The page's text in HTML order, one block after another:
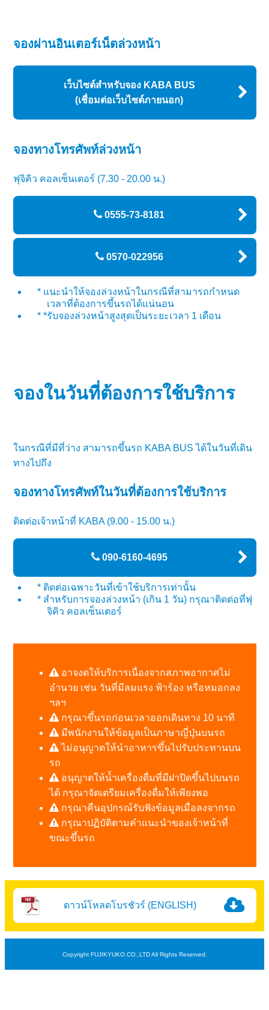
จองผ่านอินเตอร์เน็ตล่วงหน้า
เว็บไซต์สำหรับจอง KABA BUS
(เชื่อมต่อเว็บไซต์ภายนอก)
จองทางโทรศัพท์ล่วงหน้า
ฟุจิคิว คอลเซ็นเตอร์ (7.30 - 20.00 น.)
0555-73-8181
0570-022956
* แนะนำให้จองล่วงหน้าในกรณีที่สามารถกำหนด
เวลาที่ต้องการขึ้นรถได้แน่นอน
* *รับจองล่วงหน้าสูงสุดเป็นระยะเวลา 1 เดือน
จองในวันที่ต้องการใช้บริการ
ในกรณีที่มีที่ว่าง สามารถขึ้นรถ KABA BUS ได้ในวันที่เดิน
ทางไปถึง
จองทางโทรศัพท์ในวันที่ต้องการใช้บริการ
ติดต่อเจ้าหน้าที่ KABA (9.00 - 15.00 น.)
090-6160-4695
* ติดต่อเฉพาะวันที่เข้าใช้บริการเท่านั้น
* สำหรับการจองล่วงหน้า (เกิน 1 วัน) กรุณาติดต่อที่ฟุ
จิคิว คอลเซ็นเตอร์
อาจงดให้บริการเนื่องจากสภาพอากาศไม่
อำนวย เช่น วันที่มีลมแรง ฟ้าร้อง หรือหมอกลง
ฯลฯ
กรุณาขึ้นรถก่อนเวลาออกเดินทาง 10 นาที
มีพนักงานให้ข้อมูลเป็นภาษาญี่ปุ่นบนรถ
ไม่อนุญาตให้นำอาหารขึ้นไปรับประทานบน
รถ
อนุญาตให้น้ำเครื่องดื่มที่มีฝาปิดขึ้นไปบนรถ
ได้ กรุณาจัดเตรียมเครื่องดื่มให้เพียงพอ
กรุณาคืนอุปกรณ์รับฟังข้อมูลเมื่อลงจากรถ
กรุณาปฏิบัติตามคำแนะนำของเจ้าหน้าที่
ขณะขึ้นรถ
ดาวน์โหลดโบรชัวร์ (ENGLISH)
Copyright FUJIKYUKO.CO.,LTD All Rights Reserved.